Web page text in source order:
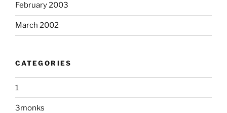
February 2003
March 2002
CATEGORIES
1
3monks